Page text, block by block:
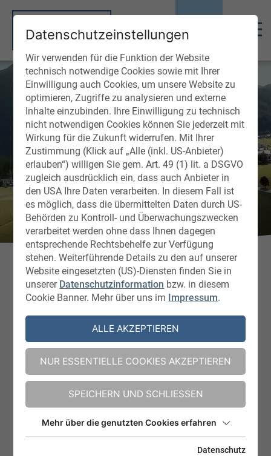
EIN STARKES PARTNERNETZWERK FÜR
INNOVATIVE PRODUKTE
PARTNER VON HOHE TAUERN
HEALTH
Datenschutzeinstellungen
Wir verwenden für die Funktion der Website
technisch notwendige Cookies sowie mit Ihrer
Einwilligung auch Cookies, um unsere Website zu
optimieren, Zugriffe zu analysieren und externe
Inhalte einzubinden. Ihre Einwilligung zu technisch
nicht notwendigen Cookies können Sie jederzeit mit
Wirkung für die Zukunft widerrufen. Mit Ihrer
Zustimmung (Klick auf „Alle (inkl. US-Anbieter)
erlauben“) willigen Sie gem. Art. 49 (1) lit. a DSGVO
zugleich ausdrücklich ein, dass auch Anbieter in
den USA Ihre Daten verarbeiten. In diesem Fall ist
es möglich, dass die übermittelten Daten durch US-
Behörden zu Kontroll- und Überwachungszwecken
verarbeitet werden ohne dass Ihnen dagegen
entsprechende Rechtsbehelfe zur Verfügung
stehen. Weiterführende Details zu den auf unserer
Website eingesetzten (US)-Diensten finden Sie in
unserer Datenschutzinformation bzw. in diesem
Cookie Banner. Mehr über uns im Impressum.
ALLE AKZEPTIEREN
NUR ESSENTIELLE COOKIES AKZEPTIEREN
SPEICHERN UND SCHLIESSEN
Mehr über die genutzten Cookies erfahren
Datenschutz